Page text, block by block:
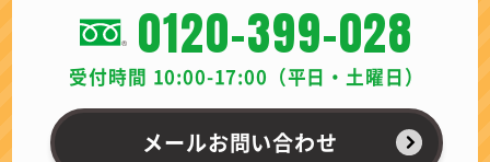
0120-399-028
受付時間 10:00-17:00（平日・土曜日）
メールお問い合わせ